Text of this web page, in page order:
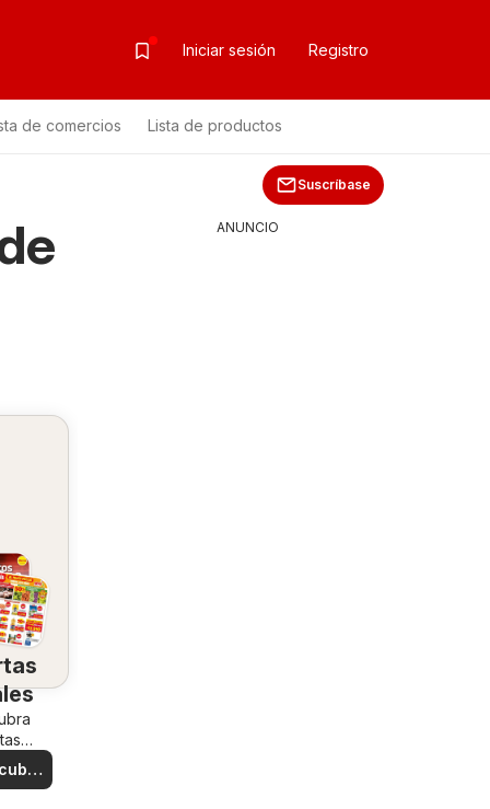
Iniciar sesión Registro
de comercios Lista de productos
Suscríbase
ANUNCIO